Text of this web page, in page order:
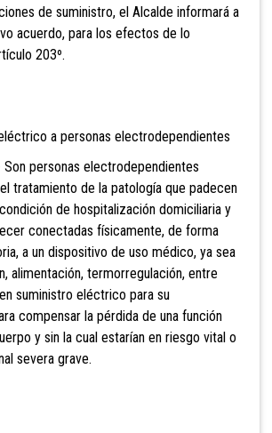
de suministro, el Alcalde informará a
acuerdo, para los efectos de lo
203º.
a personas electrodependientes
Son personas electrodependientes
tratamiento de la patología que padecen
de hospitalización domiciliaria y
conectadas físicamente, de forma
a un dispositivo de uso médico, ya sea
alimentación, termorregulación, entre
suministro eléctrico para su
compensar la pérdida de una función
y sin la cual estarían en riesgo vital o
severa grave.